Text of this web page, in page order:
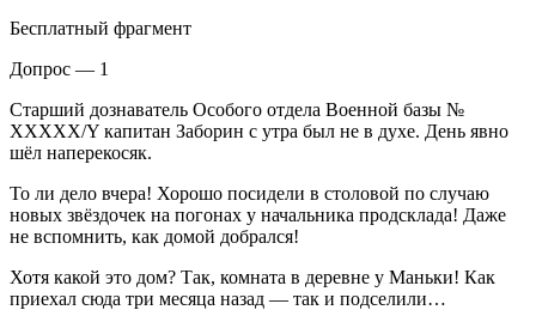
Бесплатный фрагмент
Допрос — 1
Старший дознаватель Особого отдела Военной базы №
ХХХХХ/Y капитан Заборин с утра был не в духе. День явно
шёл наперекосяк.
То ли дело вчера! Хорошо посидели в столовой по случаю
новых звёздочек на погонах у начальника продсклада! Даже
не вспомнить, как домой добрался!
Хотя какой это дом? Так, комната в деревне у Маньки! Как
приехал сюда три месяца назад — так и подселили…